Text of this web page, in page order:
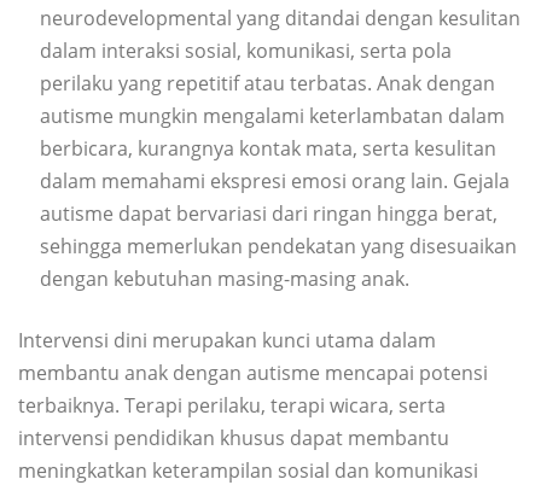
neurodevelopmental yang ditandai dengan kesulitan
dalam interaksi sosial, komunikasi, serta pola
perilaku yang repetitif atau terbatas. Anak dengan
autisme mungkin mengalami keterlambatan dalam
berbicara, kurangnya kontak mata, serta kesulitan
dalam memahami ekspresi emosi orang lain. Gejala
autisme dapat bervariasi dari ringan hingga berat,
sehingga memerlukan pendekatan yang disesuaikan
dengan kebutuhan masing-masing anak.
Intervensi dini merupakan kunci utama dalam
membantu anak dengan autisme mencapai potensi
terbaiknya. Terapi perilaku, terapi wicara, serta
intervensi pendidikan khusus dapat membantu
meningkatkan keterampilan sosial dan komunikasi